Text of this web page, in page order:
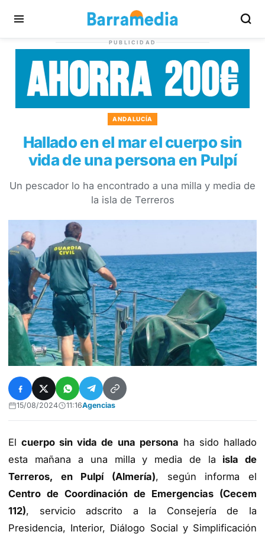
PUBLICIDAD
ANDALUCÍA
Hallado en el mar el cuerpo sin
vida de una persona en Pulpí
Un pescador lo ha encontrado a una milla y media de
la isla de Terreros
15/08/2024 11:16Agencias
Elcuerpo sin vida de una persona ha sido hallado
esta mañana a una milla y media de la isla de
Terreros, en Pulpí (Almería), según informa el
Centro de Coordinación de Emergencias (Cecem
112), servicio adscrito a la Consejería de la
Presidencia, Interior, Diálogo Social y Simplificación